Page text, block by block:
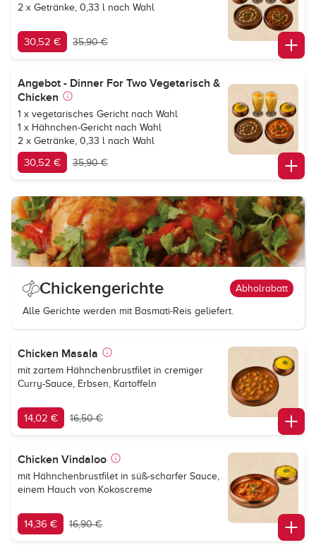
2 x Getränke, 0,33 l nach Wahl
30,52 € 35,90 €
Angebot - Dinner For Two Vegetarisch &
Chicken
1 x vegetarisches Gericht nach Wahl
1 x Hähnchen-Gericht nach Wahl
2 x Getränke, 0,33 l nach Wahl
30,52 € 35,90 €
Chickengerichte Abholrabatt
Alle Gerichte werden mit Basmati-Reis geliefert.
Chicken Masala
mit zartem Hähnchenbrustfilet in cremiger
Curry-Sauce, Erbsen, Kartoffeln
14,02 € 16,50 €
Chicken Vindaloo
mit Hähnchenbrustfilet in süß-scharfer Sauce,
einem Hauch von Kokoscreme
14,36 € 16,90 €